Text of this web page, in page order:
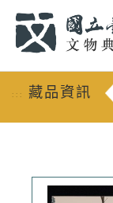
::: 藏品資訊